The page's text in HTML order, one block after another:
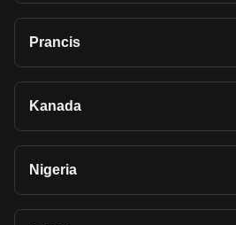
Prancis
Kanada
Nigeria